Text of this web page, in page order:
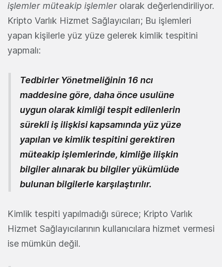
işlemler müteakip işlemler olarak değerlendiriliyor.
Kripto Varlık Hizmet Sağlayıcıları; Bu işlemleri
yapan kişilerle yüz yüze gelerek kimlik tespitini
yapmalı:
Tedbirler Yönetmeliğinin 16 ncı
maddesine göre, daha önce usulüne
uygun olarak kimliği tespit edilenlerin
sürekli iş ilişkisi kapsamında yüz yüze
yapılan ve kimlik tespitini gerektiren
müteakip işlemlerinde, kimliğe ilişkin
bilgiler alınarak bu bilgiler yükümlüde
bulunan bilgilerle karşılaştırılır.
Kimlik tespiti yapılmadığı sürece; Kripto Varlık
Hizmet Sağlayıcılarının kullanıcılara hizmet vermesi
ise mümkün değil.